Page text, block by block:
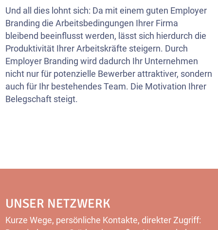
Und all dies lohnt sich: Da mit einem guten Employer
Branding die Arbeitsbedingungen Ihrer Firma
bleibend beeinflusst werden, lässt sich hierdurch die
Produktivität Ihrer Arbeitskräfte steigern. Durch
Employer Branding wird dadurch Ihr Unternehmen
nicht nur für potenzielle Bewerber attraktiver, sondern
auch für Ihr bestehendes Team. Die Motivation Ihrer
Belegschaft steigt.
UNSER NETZWERK
Kurze Wege, persönliche Kontakte, direkter Zugriff: